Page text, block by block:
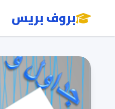
بروف بريس